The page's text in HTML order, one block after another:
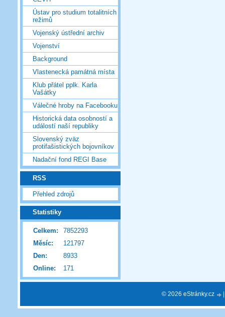
Ústav pro studium totalitních
režimů
Vojenský ústřední archiv
Vojenství
Background
Vlastenecká památná místa
Klub přátel pplk. Karla
Vašátky
Válečné hroby na Facebooku
Historická data osobností a
událostí naší republiky
Slovenský zväz
protifašistických bojovníkov
Nadační fond REGI Base
RSS
Přehled zdrojů
Statistiky
Online: 171
Celkem:
7852293
Měsíc:
121797
Den:
8933
© 2026 eStránky.cz